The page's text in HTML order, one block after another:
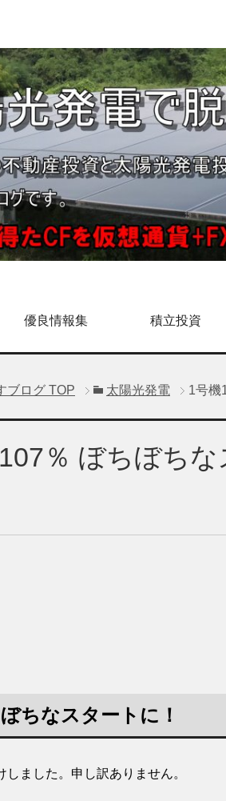
優良情報集 積立投資
ブログ TOP 太陽光発電 1号機
％ ぼちぼちな
ちなスタートに！
ました。申し訳ありません。